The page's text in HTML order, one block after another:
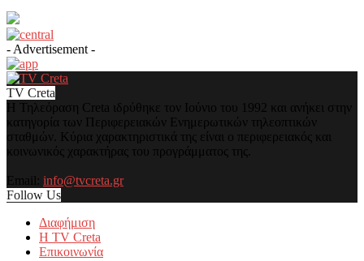
- Advertisement -
TV Creta
Η Τηλεόραση Creta ιδρύθηκε τον Ιούνιο του 1992 και ανήκει στην
κατηγορία των Περιφερειακών Ενημερωτικών τηλεοπτικών
σταθμών. Κύρια χαρακτηριστικά της είναι ο περιφερειακός και
κοινωνικός χαρακτήρας του προγράμματος της.
Email: info@tvcreta.gr
Follow Us
Διαφήμιση
Η TV Creta
Επικοινωνία